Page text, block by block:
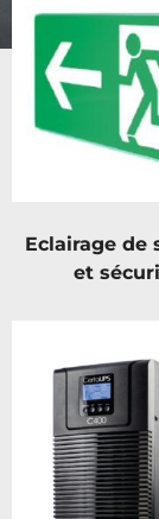
Eclairage de
et